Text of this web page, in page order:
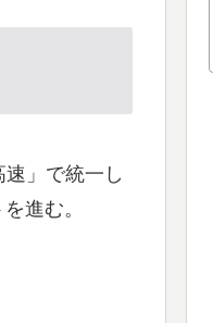
」で統一し
進む。